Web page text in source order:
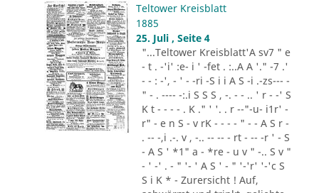
Teltower Kreisblatt
1885
25. Juli , Seite 4
"...Teltower Kreisblatt'A sv7 " e
- t . -'i' :e- i ' -fet . :..A A '." -7 .'
- - : -', - ' - -ri -S i i A S -i .-zs--- -
" - . ---- -:.i S S S , -. - - .. ' r - -' S
K t - - - - . K ." ' '. . r --"-u- i1r' -
r" - e n S - v rK - - - - " - - A S r -
. -- -,i .-. v , -.. -- -- - rt - -- -r ' - S
- A S ' *1" a - *re - u v " -.. S v "
- ' -' . - " '- ' A S ' - " '-'r' '-'c S
S i K * - Zurersicht ! Auf,